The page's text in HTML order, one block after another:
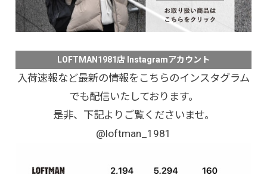
LOFTMAN1981店 Instagramアカウント
入荷速報など最新の情報をこちらのインスタグラム
でも配信いたしております。
是非、下記よりご覧くださいませ。
@loftman_1981